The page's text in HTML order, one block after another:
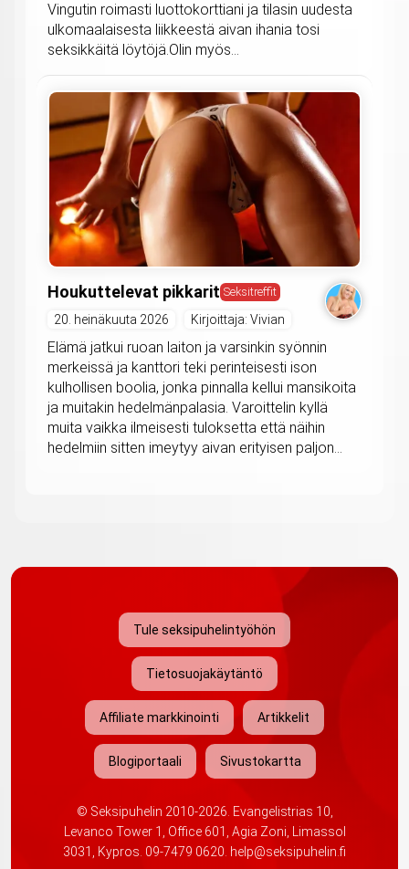
Vingutin roimasti luottokorttiani ja tilasin uudesta
ulkomaalaisesta liikkeestä aivan ihania tosi
seksikkäitä löytöjä.Olin myös...
Houkuttelevat pikkarit Seksitreffit
20. heinäkuuta 2026 Kirjoittaja: Vivian
Elämä jatkui ruoan laiton ja varsinkin syönnin
merkeissä ja kanttori teki perinteisesti ison
kulhollisen boolia, jonka pinnalla kellui mansikoita
ja muitakin hedelmänpalasia. Varoittelin kyllä
muita vaikka ilmeisesti tuloksetta että näihin
hedelmiin sitten imeytyy aivan erityisen paljon...
Tule seksipuhelintyöhön
Tietosuojakäytäntö
Affiliate markkinointi Artikkelit
Blogiportaali Sivustokartta
© Seksipuhelin 2010-2026. Evangelistrias 10,
Levanco Tower 1, Office 601, Agia Zoni, Limassol
3031, Kypros. 09-7479 0620. help@seksipuhelin.fi